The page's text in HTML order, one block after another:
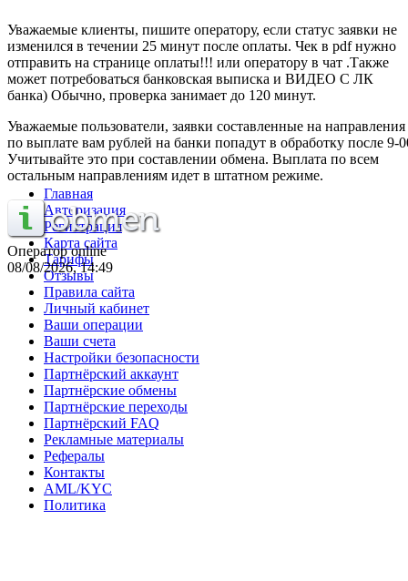
Уважаемые клиенты, пишите оператору, если статус заявки не
изменился в течении 25 минут после оплаты. Чек в pdf нужно
отправить на странице оплаты!!! или оператору в чат .Также
может потребоваться банковская выписка и ВИДЕО С ЛК
банка) Обычно, проверка занимает до 120 минут.
Уважаемые пользователи, заявки составленные на направления
по выплате вам рублей на банки попадут в обработку после 9-
Учитывайте это при составлении обмена. Выплата по всем
остальным направлениям идет в штатном режиме.
Оператор online
08/08/2026, 14:49
Главная
Авторизация
Регистрация
Карта сайта
Тарифы
Отзывы
Правила сайта
Личный кабинет
Ваши операции
Ваши счета
Настройки безопасности
Партнёрский аккаунт
Партнёрские обмены
Партнёрские переходы
Партнёрский FAQ
Рекламные материалы
Рефералы
Контакты
AML/KYC
Политика